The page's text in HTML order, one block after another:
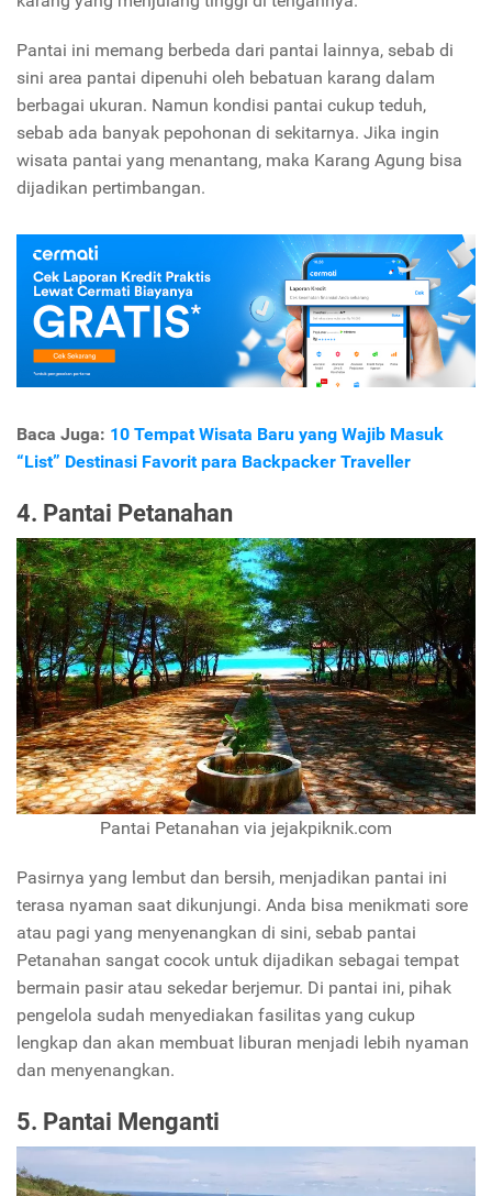
Pantai ini memang berbeda dari pantai lainnya, sebab di
sini area pantai dipenuhi oleh bebatuan karang dalam
berbagai ukuran. Namun kondisi pantai cukup teduh,
sebab ada banyak pepohonan di sekitarnya. Jika ingin
wisata pantai yang menantang, maka Karang Agung bisa
dijadikan pertimbangan.
Baca Juga: 10 Tempat Wisata Baru yang Wajib Masuk
“List” Destinasi Favorit para Backpacker Traveller
4. Pantai Petanahan
Pantai Petanahan via jejakpiknik.com
Pasirnya yang lembut dan bersih, menjadikan pantai ini
terasa nyaman saat dikunjungi. Anda bisa menikmati sore
atau pagi yang menyenangkan di sini, sebab pantai
Petanahan sangat cocok untuk dijadikan sebagai tempat
bermain pasir atau sekedar berjemur. Di pantai ini, pihak
pengelola sudah menyediakan fasilitas yang cukup
lengkap dan akan membuat liburan menjadi lebih nyaman
dan menyenangkan.
5. Pantai Menganti